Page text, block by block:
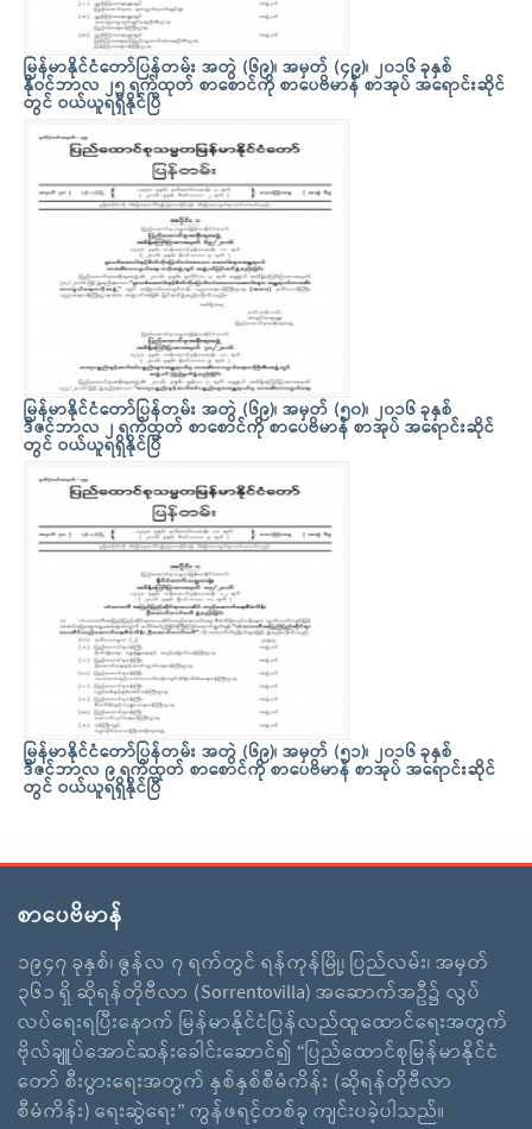
မြန်မာနိုင်ငံတော်ပြန်တမ်း အတွဲ (၆၉)၊ အမှတ် (၄၉)၊ ၂၀၁၆ ခုနှစ်
နိုဝင်ဘာလ ၂၅ ရက်ထုတ် စာစောင်ကို စာပေဗိမာန် စာအုပ် အရောင်းဆိုင်
တွင် ဝယ်ယူရရှိနိုင်ပြီ
မြန်မာနိုင်ငံတော်ပြန်တမ်း အတွဲ (၆၉)၊ အမှတ် (၅၀)၊ ၂၀၁၆ ခုနှစ်
ဒီဇင်ဘာလ ၂ ရက်ထုတ် စာစောင်ကို စာပေဗိမာန် စာအုပ် အရောင်းဆိုင်
တွင် ဝယ်ယူရရှိနိုင်ပြီ
မြန်မာနိုင်ငံတော်ပြန်တမ်း အတွဲ (၆၉)၊ အမှတ် (၅၁)၊ ၂၀၁၆ ခုနှစ်
ဒီဇင်ဘာလ ၉ ရက်ထုတ် စာစောင်ကို စာပေဗိမာန် စာအုပ် အရောင်းဆိုင်
တွင် ဝယ်ယူရရှိနိုင်ပြီ
စာပေဗိမာန်
၁၉၄၇ ခုနှစ်၊ ဇွန်လ ၇ ရက်တွင် ရန်ကုန်မြို့၊ ပြည်လမ်း၊ အမှတ်
၃၆၁ ရှိ ဆိုရန်တိုဗီလာ (Sorrentovilla) အဆောက်အဦ၌ လွပ်
လပ်ရေးရပြီးနောက် မြန်မာနိုင်ငံပြန်လည်ထူထောင်ရေးအတွက်
ဗိုလ်ချူပ်အောင်ဆန်းခေါင်းဆောင်၍ “ပြည်ထောင်စုမြန်မာနိုင်ငံ
တော် စီးပွားရေးအတွက် နှစ်နှစ်စီမံကိန်း (ဆိုရန်တိုဗီလာ
စီမံကိန်း) ရေးဆွဲရေး” ကွန်ဖရင့်တစ်ခု ကျင်းပခဲ့ပါသည်။